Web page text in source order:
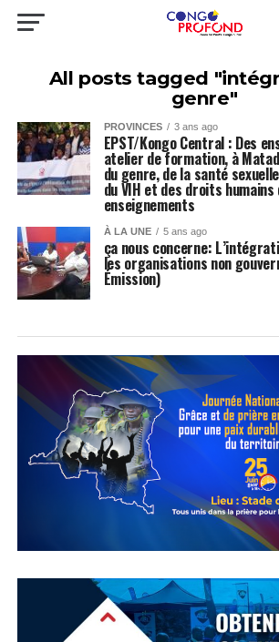
All posts tagged
genre"
PROVINCES 3 ans ago
EPST/Kongo Central : Des
atelier de formation, à
du genre, de la santé
du VIH et des droits humains
enseignements
À LA UNE 5 ans ago
ça nous concerne:
les organisations non
Émission)